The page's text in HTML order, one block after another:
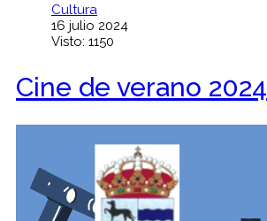
Cultura
16 julio 2024
Visto: 1150
Cine de verano 2024